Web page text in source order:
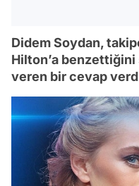
Didem Soydan,
Hilton’a
veren bir cevap